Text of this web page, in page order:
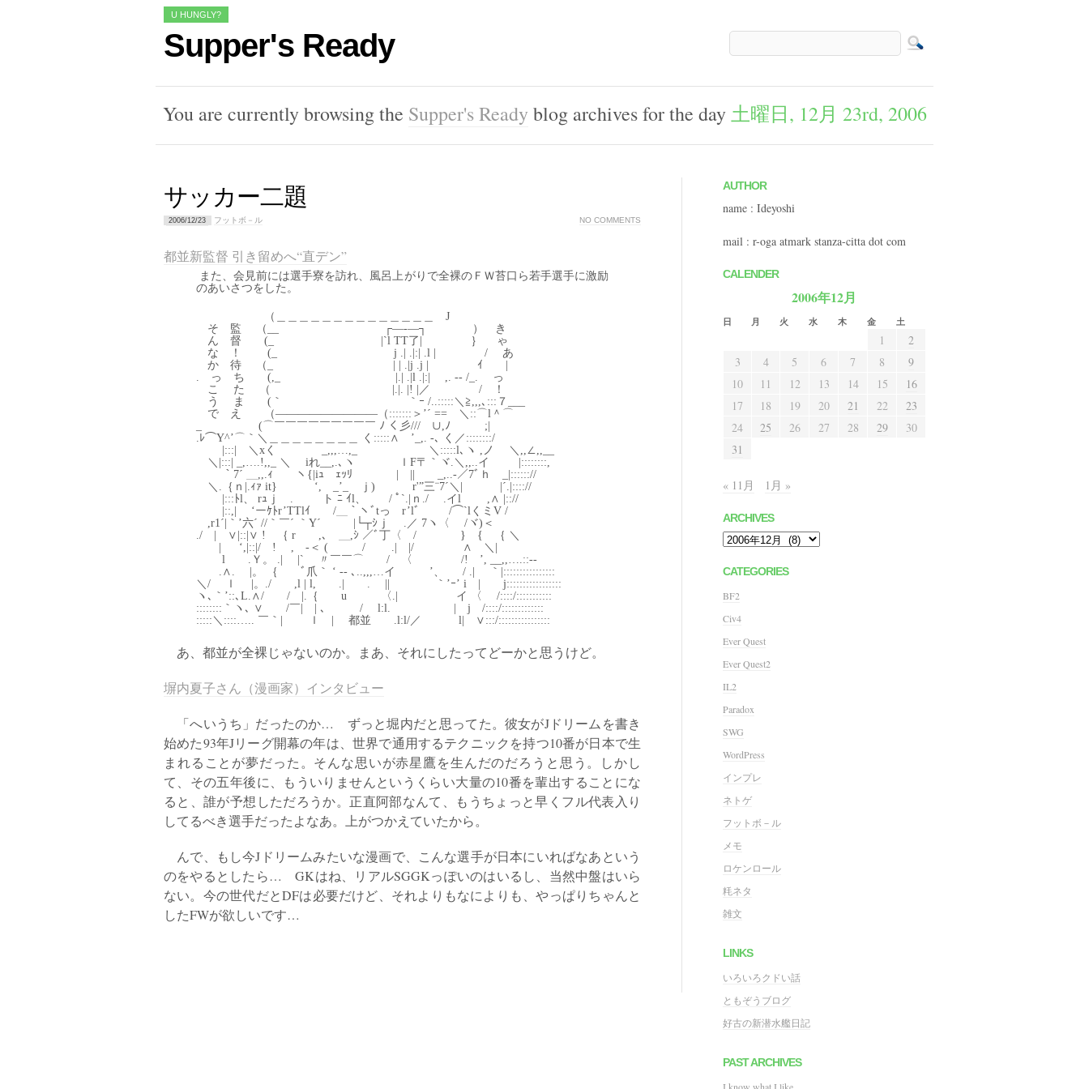
U HUNGLY?
Supper's Ready
You are currently browsing the Supper's Ready blog archives for the day土曜日, 12月 23rd, 2006
サッカー二題
2006/12/23 フットボ－ル NO COMMENTS
都並新監督 引き留めへ“直デン”
また、会見前には選手寮を訪れ、風呂上がりで全裸のＦＷ苔口ら若手選手に激励
のあいさつをした。
（＿＿＿＿＿＿＿＿＿＿＿＿＿＿ J
そ 監 （__ ┌―‐―┐ ） き
ん 督 (_ |`l TT了| ｝ ゃ
な ！ (_ j .| .|:| .l | / あ
か 待 （_ | | .|j .j | ｲ |
. っ ち (,_ |.| .|l .|:| ,. -‐ /_. っ
こ た （ |.|. |! |／ / ！
う ま (｀ ｀ｰ /..:::::＼≧,,,､:::７___
で え （―――――――――（:::::::＞’´ == ＼::⌒l＾⌒
_ (⌒￣￣￣￣￣￣￣￣￣ ﾉ く彡/// ∪,ﾉ ;|
.ﾚ⌒Y^’⌒｀＼＿＿＿＿＿＿＿＿ く:::::∧ ’_,. -､ く／::::::::/
|:::| ＼xく _,,,…,_ ＼:::::l､ヽ ,ノ ＼,,∠,,__
＼|:::| _,….!,,_ ＼ iれ__,.､ヽ ｌF〒｀ヾ.＼,,..イ |::::::::,
｀7´ ＿,,.ｨ ヽ{|iｭ ｪｯﾘ | || _,..-／7ﾞｈ _|:::::://
＼.｛ｎ|.ｨｧ it} ‘, _’_ ｊ) r'”三¨7´＼| |´.|:::://
|:::ﾄl、 rｭｊ . ト ﾆ ｲl、 / ﾟ`.|ｎ./ .イl ,∧ |:://
|::,| ‘ーｹﾄr’TTlｲ /＿｀ヽﾞtっ r’lﾞ /⌒`lくミV /
,r1´|｀’六´ //｀￣´ ｀Y´ |└┬ｼｊ .／ 7ヽ〈 /ヾ)＜
./ | ∨|::|∨ ! ｛ r ,､ ＿,ｼ ／ﾞ丁〈 / } { ｛ ＼
| ‘,|::|/ ! ,ゝ-＜ ( / .| |/ ∧ ＼|
l .Ｙ。 .| |` 〃￣￣⌒ / 〈 /! ’, __,,….::-‐
.∧. |。 ｛ ﾞ爪｀ ‘ ‐- ､..,,,…イ ’、 / .| ｀|::::::::::::::::
＼/ ｌ |。./ ,l | l, .| . || ｀’ｰ’ i | j:::::::::::::::::
ヽ､｀’::､L.∧/ / |.｛ u 〈.| イ 〈 /::::/:::::::::::
::::::::｀ヽ､ ∨ /￣| | ､ / l:l. | j /::::/:::::::::::::
:::::＼::::….. ￣｀| ｌ | 都並 .l:l/／ l| ∨:::/::::::::::::::::
あ、都並が全裸じゃないのか。まあ、それにしたってどーかと思うけど。
塀内夏子さん（漫画家）インタビュー
「へいうち」だったのか… ずっと堀内だと思ってた。彼女がJドリームを書き
始めた93年Jリーグ開幕の年は、世界で通用するテクニックを持つ10番が日本で生
まれることが夢だった。そんな思いが赤星鷹を生んだのだろうと思う。しかし
て、その五年後に、もういりませんというくらい大量の10番を輩出することにな
ると、誰が予想しただろうか。正直阿部なんて、もうちょっと早くフル代表入り
してるべき選手だったよなあ。上がつかえていたから。
んで、もし今Jドリームみたいな漫画で、こんな選手が日本にいればなあという
のをやるとしたら… GKはね、リアルSGGKっぽいのはいるし、当然中盤はいら
ない。今の世代だとDFは必要だけど、それよりもなによりも、やっぱりちゃんと
したFWが欲しいです…
AUTHOR
name : Ideyoshi
mail : r-oga atmark stanza-citta dot com
CALENDER
2006年12月
日 月 火 水 木 金 土
1
2
3
4 5 6 7 8
9
10
11 12 13 14 15
16
17
18 19 20 21 22
23
24
25 26 27 28 29
30
31
« 11月 1月 »
ARCHIVES
Archives
CATEGORIES
BF2
Civ4
Ever Quest
Ever Quest2
IL2
Paradox
SWG
WordPress
インプレ
ネトゲ
フットボ－ル
メモ
ロケンロール
粍ネタ
雑文
LINKS
いろいろクドい話
ともぞうブログ
好古の新潜水艦日記
PAST ARCHIVES